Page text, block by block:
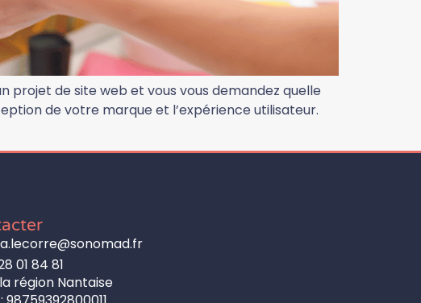
projet de site web et vous vous demandez quelle
de votre marque et l’expérience utilisateur.
01 84 81
région Nantaise